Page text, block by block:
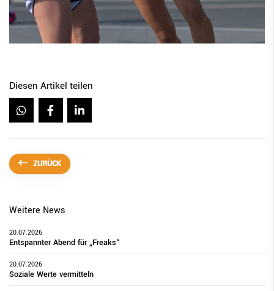
Diesen Artikel teilen
ZURÜCK
Weitere News
20.07.2026
Entspannter Abend für „Freaks“
20.07.2026
Soziale Werte vermitteln